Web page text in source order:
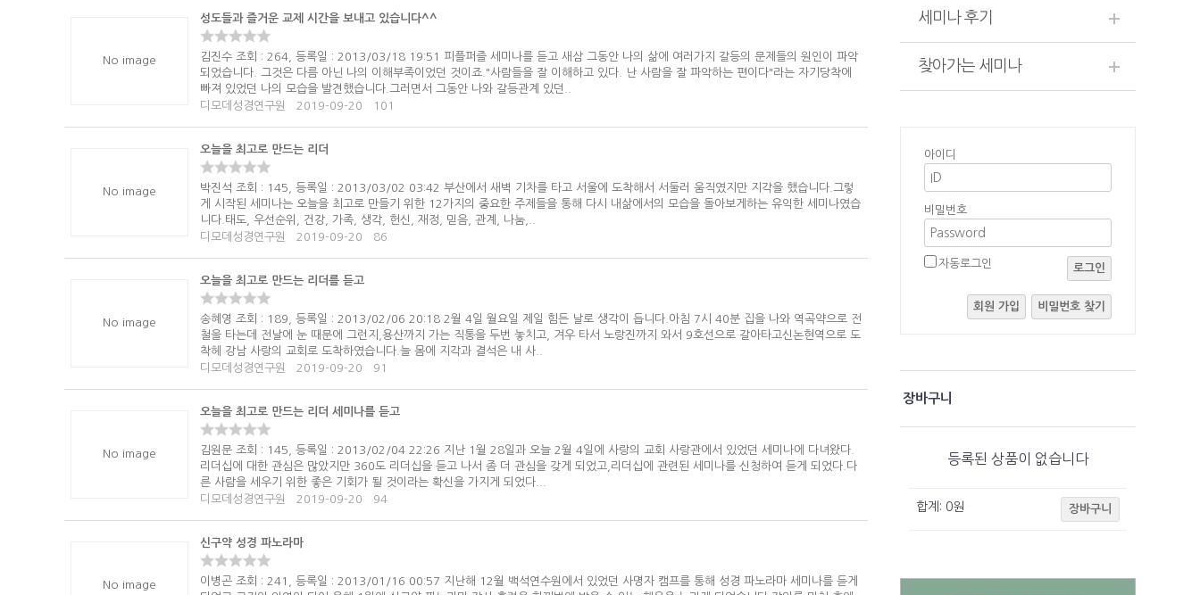
No image
성도들과 즐거운 교제 시간을 보내고 있습니다^^
김진수 조회 : 264, 등록일 : 2013/03/18 19:51 피플퍼즐 세미나를 듣고 새삼 그동안 나의 삶에 여러가지 갈등의 문제들의 원인이 파악
되었습니다. 그것은 다름 아닌 나의 이해부족이었던 것이죠."사람들을 잘 이해하고 있다. 난 사람을 잘 파악하는 편이다"라는 자기당착에
빠져 있었던 나의 모습을 발견했습니다.그러면서 그동안 나와 갈등관계 있던..
디모데성경연구원
2019-09-20 101
No image
오늘을 최고로 만드는 리더
박진석 조회 : 145, 등록일 : 2013/03/02 03:42 부산에서 새벽 기차를 타고 서울에 도착해서 서둘러 움직였지만 지각을 했습니다.그렇
게 시작된 세미나는 오늘을 최고로 만들기 위한 12가지의 중요한 주제들을 통해 다시 내삶에서의 모습을 돌아보게하는 유익한 세미나였습
니다.태도, 우선순위, 건강, 가족, 생각, 헌신, 재정, 믿음, 관계, 나눔,..
디모데성경연구원
2019-09-20 86
No image
오늘을 최고로 만드는 리더를 듣고
송혜영 조회 : 189, 등록일 : 2013/02/06 20:18 2월 4일 월요일 제일 힘든 날로 생각이 듭니다.아침 7시 40분 집을 나와 역곡약으로 전
철을 타는데 전날에 눈 때문에 그런지,용산까지 가는 직통을 두번 놓치고, 겨우 타서 노랑진까지 와서 9호선으로 갈아타고신논현역으로 도
착헤 강남 사랑의 교회로 도착하였습니다.늘 몸에 지각과 결석은 내 사..
디모데성경연구원
2019-09-20 91
No image
오늘을 최고로 만드는 리더 세미나를 듣고
김원문 조회 : 145, 등록일 : 2013/02/04 22:26 지난 1월 28일과 오늘 2월 4일에 사랑의 교회 사랑관에서 있었던 세미나에 다녀왔다.
리더십에 대한 관심은 많았지만 360도 리더십을 듣고 나서 좀 더 관심을 갖게 되었고,리더십에 관련된 세미나를 신청하여 듣게 되었다.다
른 사람을 세우기 위한 좋은 기회가 될 것이라는 확신을 가지게 되었다...
디모데성경연구원
2019-09-20 94
No image
신구약 성경 파노라마
이병곤 조회 : 241, 등록일 : 2013/01/16 00:57 지난해 12월 백석연수원에서 있었던 사명자 캠프를 통해 성경 파노라마 세미나를 듣게
세미나 후기
찾아가는 세미나
아이디
비밀번호
자동로그인 로그인
회원 가입 비밀번호 찾기
장바구니
등록된 상품이 없습니다
합계: 0원 장바구니